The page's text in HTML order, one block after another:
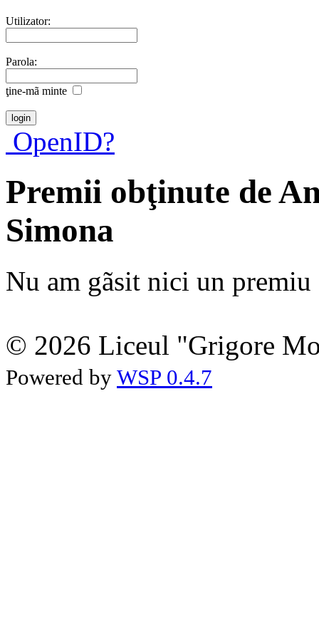
Utilizator:
Parola:
ţine-mã minte
OpenID?
Premii obţinute de
Simona
Nu am gãsit nici un premiu
© 2026 Liceul "Grigore
Powered by WSP 0.4.7